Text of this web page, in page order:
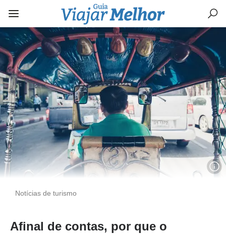
Notícias de turismo
Afinal de contas, por que o